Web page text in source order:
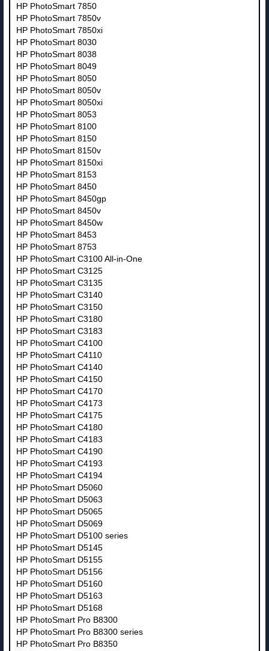
HP PhotoSmart 7850
HP PhotoSmart 7850v
HP PhotoSmart 7850xi
HP PhotoSmart 8030
HP PhotoSmart 8038
HP PhotoSmart 8049
HP PhotoSmart 8050
HP PhotoSmart 8050v
HP PhotoSmart 8050xi
HP PhotoSmart 8053
HP PhotoSmart 8100
HP PhotoSmart 8150
HP PhotoSmart 8150v
HP PhotoSmart 8150xi
HP PhotoSmart 8153
HP PhotoSmart 8450
HP PhotoSmart 8450gp
HP PhotoSmart 8450v
HP PhotoSmart 8450w
HP PhotoSmart 8453
HP PhotoSmart 8753
HP PhotoSmart C3100 All-in-One
HP PhotoSmart C3125
HP PhotoSmart C3135
HP PhotoSmart C3140
HP PhotoSmart C3150
HP PhotoSmart C3180
HP PhotoSmart C3183
HP PhotoSmart C4100
HP PhotoSmart C4110
HP PhotoSmart C4140
HP PhotoSmart C4150
HP PhotoSmart C4170
HP PhotoSmart C4173
HP PhotoSmart C4175
HP PhotoSmart C4180
HP PhotoSmart C4183
HP PhotoSmart C4190
HP PhotoSmart C4193
HP PhotoSmart C4194
HP PhotoSmart D5060
HP PhotoSmart D5063
HP PhotoSmart D5065
HP PhotoSmart D5069
HP PhotoSmart D5100 series
HP PhotoSmart D5145
HP PhotoSmart D5155
HP PhotoSmart D5156
HP PhotoSmart D5160
HP PhotoSmart D5163
HP PhotoSmart D5168
HP PhotoSmart Pro B8300
HP PhotoSmart Pro B8300 series
HP PhotoSmart Pro B8350